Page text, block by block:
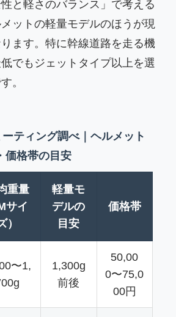
と軽さのバランス」で考える
ットの軽量モデルのほうが現
ます。特に幹線道路を走る機
でもジェットタイプ以上を選
。
ティング調べ｜ヘルメット
価格帯の目安
重量
サイ
）
軽量モ
デルの
目安
価格帯
〜1,
1,300g
前後
50,00
0〜75,0
00円